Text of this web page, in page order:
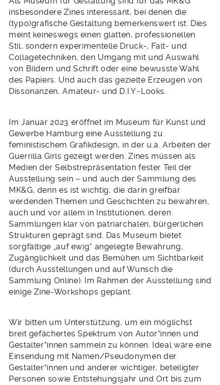
insbesondere Zines interessant, bei denen die
(typo)grafische Gestaltung bemerkenswert ist. Dies
meint keineswegs einen glatten, professionellen
Stil, sondern experimentelle Druck-, Falt- und
Collagetechniken, den Umgang mit und Auswahl
von Bildern und Schrift oder eine bewusste Wahl
des Papiers. Und auch das gezielte Erzeugen von
Dissonanzen, Amateur- und D.I.Y.-Looks.
Im Januar 2023 eröffnet im Museum für Kunst und
Gewerbe Hamburg eine Ausstellung zu
feministischem Grafikdesign, in der u.a. Arbeiten der
Guerrilla Girls gezeigt werden. Zines müssen als
Medien der Selbstrepräsentation fester Teil der
Ausstellung sein – und auch der Sammlung des
MK&G, denn es ist wichtig, die darin greifbar
werdenden Themen und Geschichten zu bewahren,
auch und vor allem in Institutionen, deren
Sammlungen klar von patriarchalen, bürgerlichen
Strukturen geprägt sind. Das Museum bietet
sorgfältige „auf ewig“ angelegte Bewahrung,
Zugänglichkeit und das Bemühen um Sichtbarkeit
(durch Ausstellungen und auf Wunsch die
Sammlung Online). Im Rahmen der Ausstellung sind
einige Zine-Workshops geplant.
Wir bitten um Unterstützung, um ein möglichst
breit gefächertes Spektrum von Autor*innen und
Gestalter*innen sammeln zu können. Ideal wäre eine
Einsendung mit Namen/Pseudonymen der
Gestalter*innen und anderer wichtiger, beteiligter
Personen sowie Entstehungsjahr und Ort bis zum